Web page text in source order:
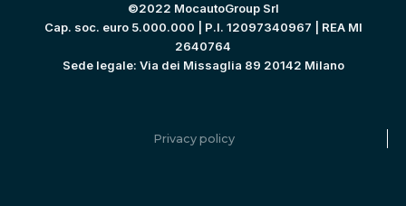
©2022 MocautoGroup Srl
Cap. soc. euro 5.000.000 | P.I. 12097340967 | REA MI
2640764
Sede legale: Via dei Missaglia 89 20142 Milano
Privacy policy